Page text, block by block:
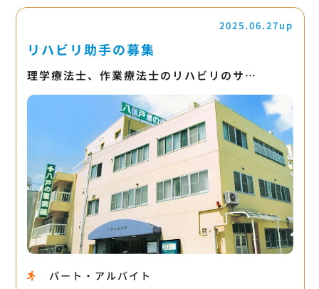
2025.06.27up
リハビリ助手の募集
理学療法士、作業療法士のリハビリのサ…
パート・アルバイト